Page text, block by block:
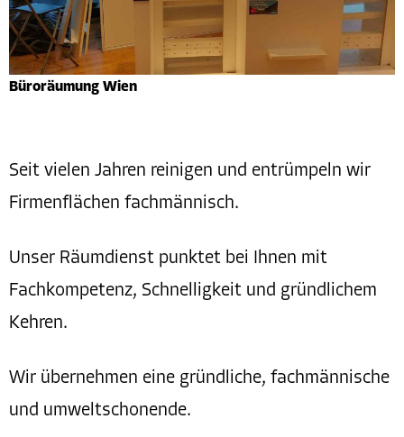
Büroräumung Wien
Seit vielen Jahren reinigen und entrümpeln wir
Firmenflächen fachmännisch.
Unser Räumdienst punktet bei Ihnen mit
Fachkompetenz, Schnelligkeit und gründlichem
Kehren.
Wir übernehmen eine gründliche, fachmännische
und umweltschonende.